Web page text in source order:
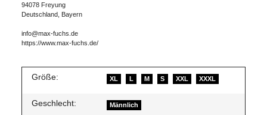
94078 Freyung
Deutschland, Bayern
info@max-fuchs.de
https://www.max-fuchs.de/
Größe: XL L M S XXL XXXL
Geschlecht: Männlich